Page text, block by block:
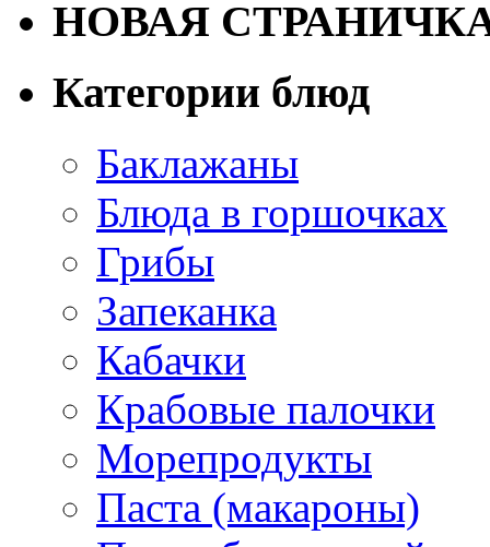
НОВАЯ
Категории блюд
Баклажаны
Блюда в горшочках
Грибы
Запеканка
Кабачки
Крабовые палочки
Морепродукты
Паста (макароны)